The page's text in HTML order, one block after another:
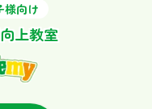
様向け
上教室